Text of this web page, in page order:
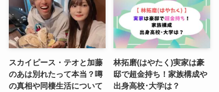
スカイピース・テオと加藤
のあは別れたって本当？噂
の真相や同棲生活について
林拓磨(はやたく)実家は豪
邸で超金持ち！家族構成や
出身高校･大学は？